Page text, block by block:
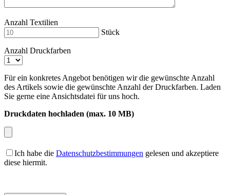
Anzahl Textilien
Stück
Anzahl Druckfarben
Für ein konkretes Angebot benötigen wir die gewünschte Anzahl
des Artikels sowie die gewünschte Anzahl der Druckfarben. Laden
Sie gerne eine Ansichtsdatei für uns hoch.
Druckdaten hochladen (max. 10 MB)
Ich habe die Datenschutzbestimmungen gelesen und akzeptiere
diese hiermit.